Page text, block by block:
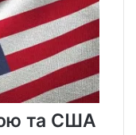
та США